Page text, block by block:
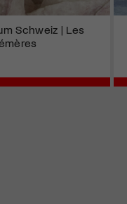
Schweiz | Les